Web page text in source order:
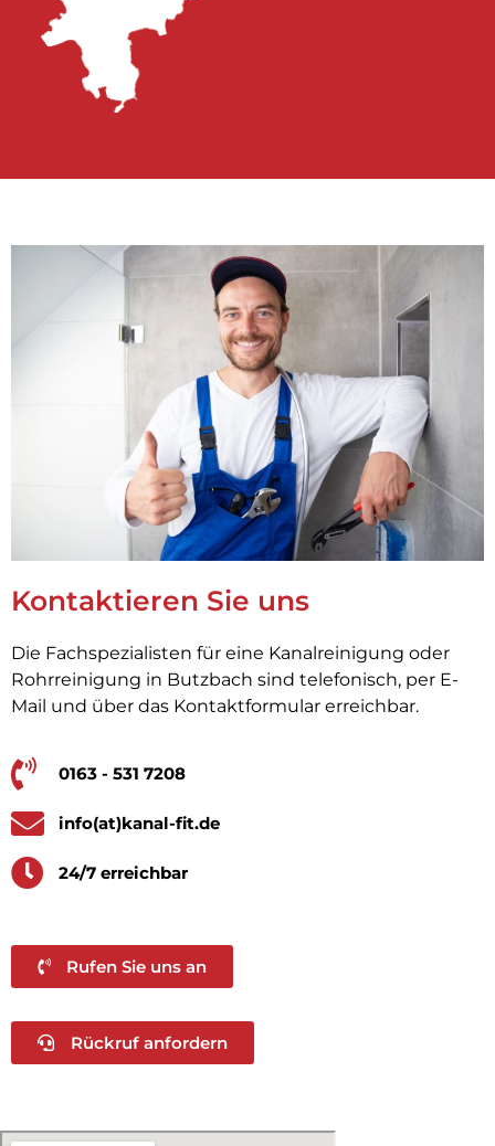
Kontaktieren Sie uns
Die Fachspezialisten für eine Kanalreinigung oder
Rohrreinigung in Butzbach sind telefonisch, per E-
Mail und über das Kontaktformular erreichbar.
0163 - 531 7208
info(at)kanal-fit.de
24/7 erreichbar
Rufen Sie uns an
Rückruf anfordern